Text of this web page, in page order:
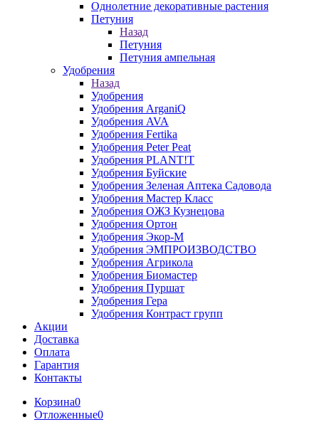
Однолетние декоративные растения
Петуния
Назад
Петуния
Петуния ампельная
Удобрения
Назад
Удобрения
Удобрения ArganiQ
Удобрения AVA
Удобрения Fertika
Удобрения Peter Peat
Удобрения PLANT!T
Удобрения Буйские
Удобрения Зеленая Аптека Садовода
Удобрения Мастер Класс
Удобрения ОЖЗ Кузнецова
Удобрения Ортон
Удобрения Экор-М
Удобрения ЭМПРОИЗВОДСТВО
Удобрения Агрикола
Удобрения Биомастер
Удобрения Пуршат
Удобрения Гера
Удобрения Контраст групп
Акции
Доставка
Оплата
Гарантия
Контакты
Корзина0
Отложенные0